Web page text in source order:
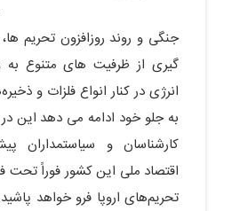
جنگی و روند روزافزون تحریم
گیری از ظرفیت های متنوع به
انرژی در کنار انواع فلزات و
به جلو خود ادامه می دهد این
کارشناسان و سیاستمداران
اقتصاد ملی این کشور فوراً تحت
تحریم‌های اروپا فرو خواهد